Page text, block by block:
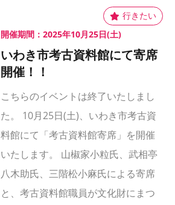
開催期間：2025年10月25日(土)
いわき市考古資料館にて寄席
開催！！
こちらのイベントは終了いたしまし
た。 10月25日(土)、いわき市考古資
料館にて「考古資料館寄席」を開催
いたします。 山椒家小粒氏、武相亭
八木助氏、三階松小麻氏による寄席
と、考古資料館職員が文化財にまつ